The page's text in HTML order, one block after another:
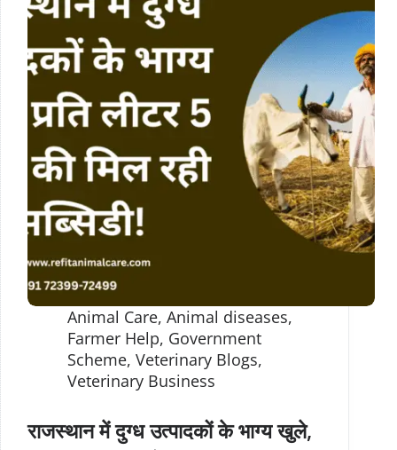
Animal Care, Animal diseases,
Farmer Help, Government
Scheme, Veterinary Blogs,
Veterinary Business
राजस्थान में दुग्ध उत्पादकों के भाग्य खुले,